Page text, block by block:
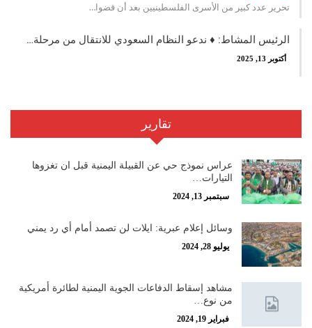
تحرير عدد كبير من الأسرى الفلسطينيين بعد أن قضوا…
الرئيس المشاط: ♦️ ندعو النظام السعودي للانتقال من مرحلة…
أكتوبر 13, 2025
تقارير
عراس نموذج حي عن القبيلة اليمنية قبل ان تغزوها
التيارات…
سبتمبر 13, 2024
‏وسائل إعلام عبرية: ايلات لن تصمد أمام أي رد يمني
يوليو 28, 2024
مشاهد إسقاط الدفاعات الجوية اليمنية لطائرة أمريكية
من نوع…
فبراير 19, 2024